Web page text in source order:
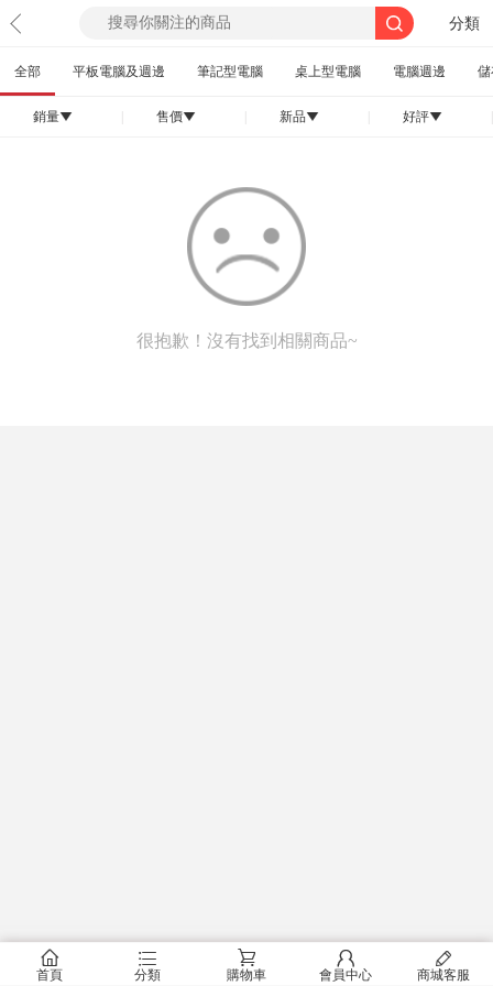
分類
全部 平板電腦及週邊 筆記型電腦 桌上型電腦 電腦週邊
銷量󰄢 售價󰄢 新品󰄢 好評󰄢
很抱歉！沒有找到相關商品~
󰂠
首頁
󰂦
分類
󰂟
購物車
󰂢
會員中心
󰄦
商城客服